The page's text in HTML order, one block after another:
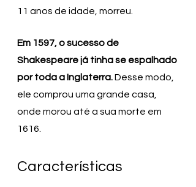
11 anos de idade, morreu.
Em 1597, o sucesso de
Shakespeare já tinha se espalhado
por toda a Inglaterra. Desse modo,
ele comprou uma grande casa,
onde morou até a sua morte em
1616.
Características